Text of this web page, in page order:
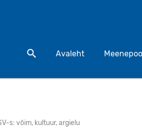
Otsi toodetAvaleht
s: võim, kultuur, argielu